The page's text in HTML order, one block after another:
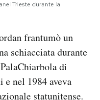
Trieste durante la
frantumò un
schiacciata durante
di
e nel 1984 aveva
statunitense.